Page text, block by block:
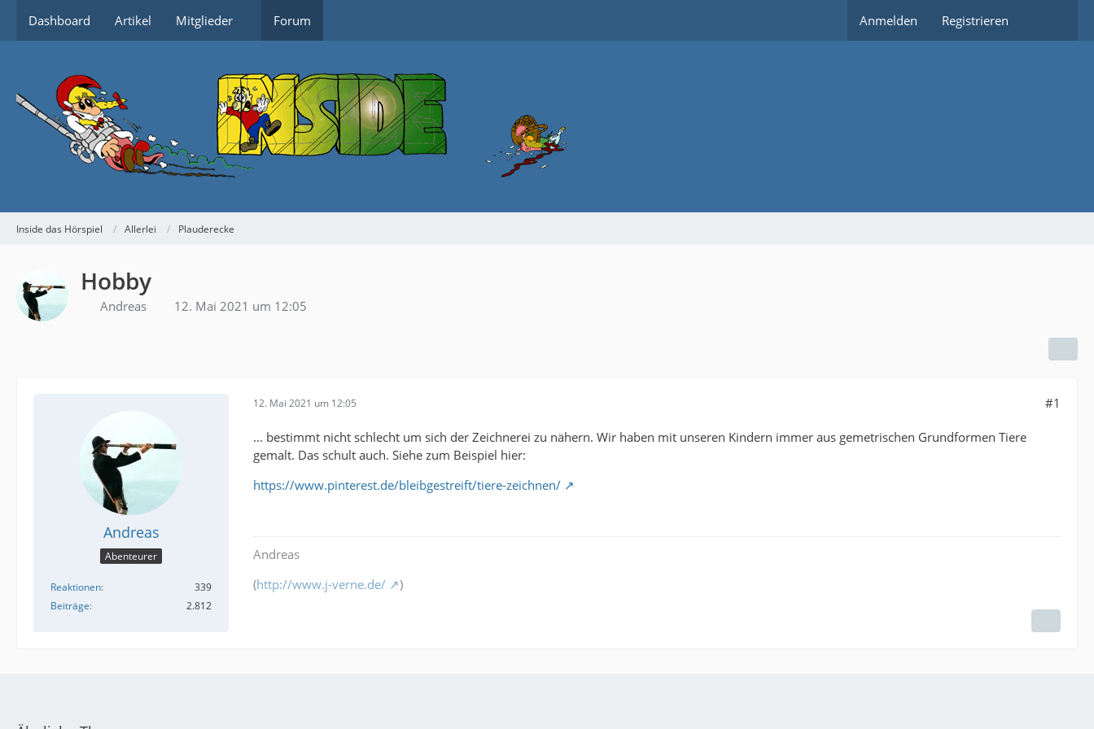
Dashboard Artikel Mitglieder Forum Anmelden Registrieren
Inside das Hörspiel Allerlei Plauderecke
Hobby
Andreas 12. Mai 2021 um 12:05
Andreas
Abenteurer
Reaktionen
339
Beiträge
2.812
12. Mai 2021 um 12:05 #1
... bestimmt nicht schlecht um sich der Zeichnerei zu nähern. Wir haben mit unseren Kindern immer aus gemetrischen Grundformen Tiere
gemalt. Das schult auch. Siehe zum Beispiel hier:
https://www.pinterest.de/bleibgestreift/tiere-zeichnen/
Andreas
(http://www.j-verne.de/ )